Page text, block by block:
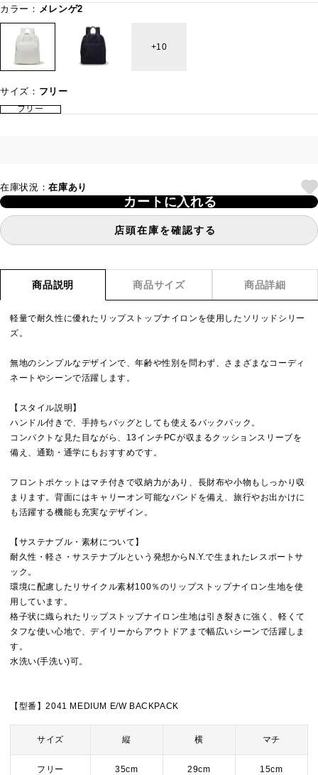
カラー： メレンゲ2
10
サイズ： フリー
フリー
在庫状況：在庫あり
カートに入れる
店頭在庫を確認する
商品説明 商品サイズ 商品詳細
軽量で耐久性に優れたリップストップナイロンを使用したソリッドシリー
ズ。
無地のシンプルなデザインで、年齢や性別を問わず、さまざまなコーディ
ネートやシーンで活躍します。
【スタイル説明】
ハンドル付きで、手持ちバッグとしても使えるバックパック。
コンパクトな見た目ながら、13インチPCが収まるクッションスリーブを
備え、通勤・通学にもおすすめです。
フロントポケットはマチ付きで収納力があり、長財布や小物もしっかり収
まります。背面にはキャリーオン可能なバンドを備え、旅行やお出かけに
も活躍する機能も充実なデザイン。
【サステナブル・素材について】
耐久性・軽さ・サステナブルという発想からN.Y.で生まれたレスポートサ
ック。
環境に配慮したリサイクル素材100％のリップストップナイロン生地を使
用しています。
格子状に織られたリップストップナイロン生地は引き裂きに強く、軽くて
タフな使い心地で、デイリーからアウトドアまで幅広いシーンで活躍しま
す。
水洗い(手洗い)可。
【型番】2041 MEDIUM E/W BACKPACK
サイズ 縦 横 マチ
フリー 35cm 29cm 15cm